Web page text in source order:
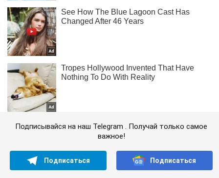
Подписывайся на наш Telegram . Получай только самое
важное!
Подписаться Подписаться